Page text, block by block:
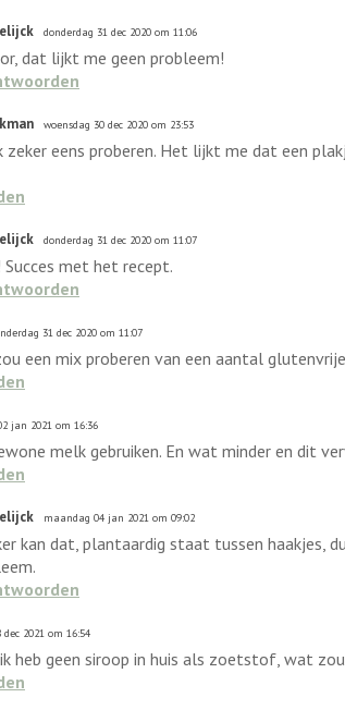
donderdag 31 dec 2020 om 11:06
dat lijkt me geen probleem!
woensdag 30 dec 2020 om 23:53
zeker eens proberen. Het lijkt me dat een
donderdag 31 dec 2020 om 11:07
Succes met het recept.
31 dec 2020 om 11:07
een mix proberen van een aantal
jan 2021 om 16:36
melk gebruiken. En wat minder en dit
maandag 04 jan 2021 om 09:02
kan dat, plantaardig staat tussen haakjes,
2021 om 16:54
heb geen siroop in huis als zoetstof, wat